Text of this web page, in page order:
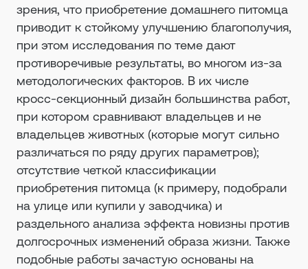
зрения, что приобретение домашнего питомца
приводит к стойкому улучшению благополучия,
при этом исследования по теме дают
противоречивые результаты, во многом из-за
методологических факторов. В их числе
кросс-секционный дизайн большинства работ,
при котором сравнивают владельцев и не
владельцев животных (которые могут сильно
различаться по ряду других параметров);
отсутствие четкой классификации
приобретения питомца (к примеру, подобрали
на улице или купили у заводчика) и
раздельного анализа эффекта новизны против
долгосрочных изменений образа жизни. Также
подобные работы зачастую основаны на